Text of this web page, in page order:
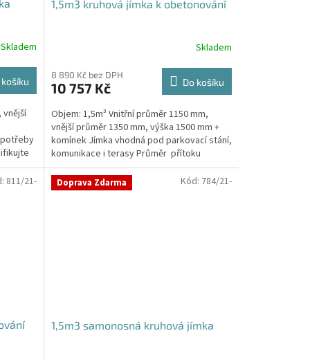
Skladem
vnější
1,5m3 kruhová jímka k obetonování
produktu
je
z
5
hvězdiček.
Skladem
8 890 Kč bez DPH
10 757 Kč Do košíku
Objem: 1,5m³ Vnitřní průměr 1150 mm,
vnější průměr 1350 mm, výška 1500 mm +
komínek Jímka vhodná pod parkovací stání,
komunikace i terasy Průměr přítoku
specifikujte v...
811/21- Doprava Zdarma
1,5m3 samonosná kruhová jímka
Kód: 784/21-